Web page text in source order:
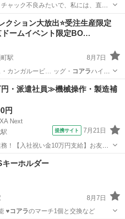
ャック不良みたいで、私には、直せ
、お譲りします。 約束したら、日時
し...
ベッド
クション大放出⭐️受注生産限定
ドームイベント限定BO…
駅
8月7日
・カンガルービ… ッグ・ コアラハイド
カードゲーム 遊戯王
・派遣社員≫機械操作・製造補
円
Next
提携サイト 7月21日
！【入社祝い金10万円支給】お友達
129日＆休出なしでプライベート充
作業◎自社正社員登用制度あり★1食
ーホルダー
8月7日
♥ コアラのマーチ1個と交換など